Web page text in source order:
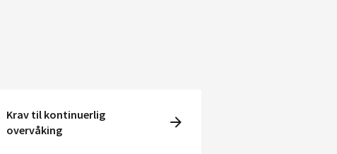
Krav til kontinuerlig
overvåking